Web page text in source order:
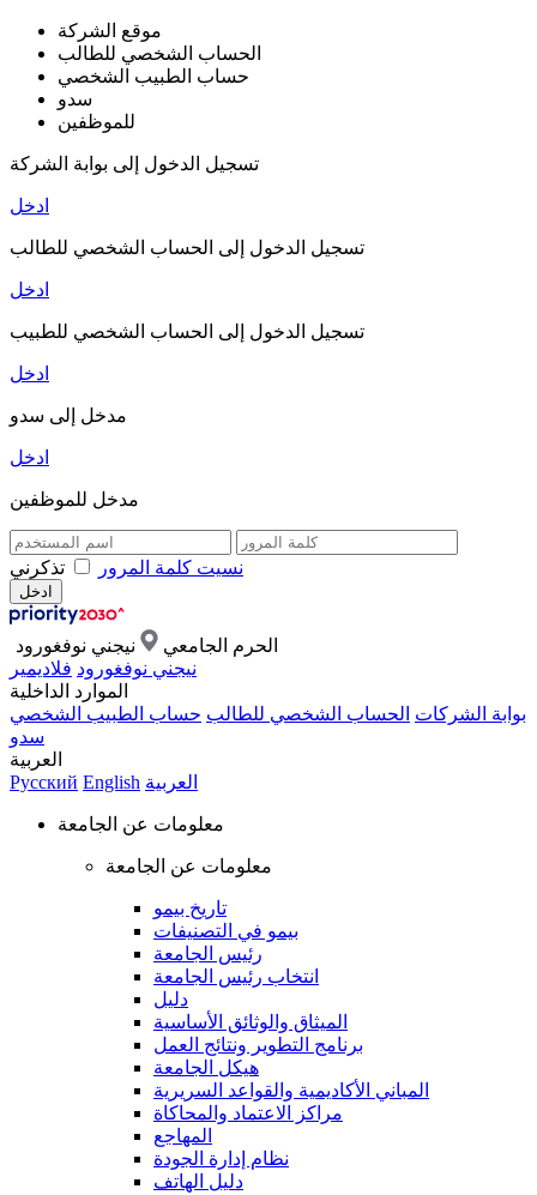
موقع الشركة
الحساب الشخصي للطالب
حساب الطبيب الشخصي
سدو
للموظفين
تسجيل الدخول إلى بوابة الشركة
ادخل
تسجيل الدخول إلى الحساب الشخصي للطالب
ادخل
تسجيل الدخول إلى الحساب الشخصي للطبيب
ادخل
مدخل إلى سدو
ادخل
مدخل للموظفين
نسيت كلمة المرور تذكرني
الحرم الجامعي
نيجني نوفغورود
نيجني نوفغورود فلاديمير
الموارد الداخلية
بوابة الشركات الحساب الشخصي للطالب حساب الطبيب الشخصي
سدو
العربية
Русский English العربية
معلومات عن الجامعة
معلومات عن الجامعة
تاريخ بيمو
بيمو في التصنيفات
رئيس الجامعة
انتخاب رئيس الجامعة
دليل
الميثاق والوثائق الأساسية
برنامج التطوير ونتائج العمل
هيكل الجامعة
المباني الأكاديمية والقواعد السريرية
مراكز الاعتماد والمحاكاة
المهاجع
نظام إدارة الجودة
دليل الهاتف